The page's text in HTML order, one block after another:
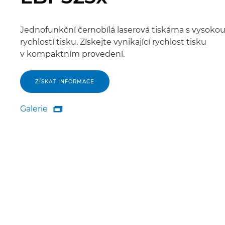
Jednofunkční černobílá laserová tiskárna s vysokou
rychlostí tisku. Získejte vynikající rychlost tisku
v kompaktním provedení.
ZÍSKAT INFORMACE
Galerie
Galerie
